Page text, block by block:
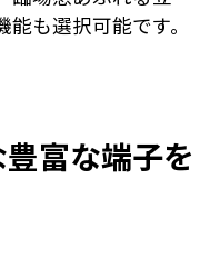
も選択可能です。
富な端子を